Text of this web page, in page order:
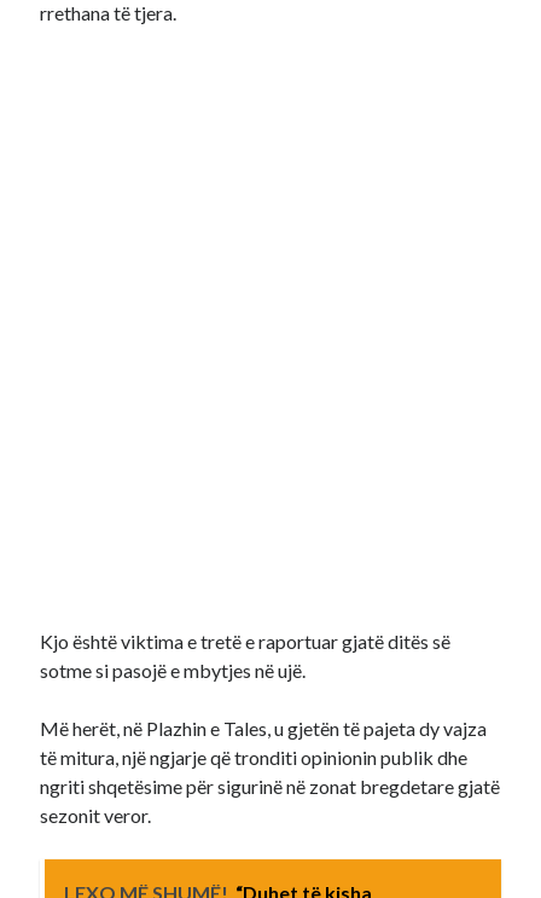
rrethana të tjera.
Kjo është viktima e tretë e raportuar gjatë ditës së
sotme si pasojë e mbytjes në ujë.
Më herët, në Plazhin e Tales, u gjetën të pajeta dy vajza
të mitura, një ngjarje që tronditi opinionin publik dhe
ngriti shqetësime për sigurinë në zonat bregdetare gjatë
sezonit veror.
LEXO MË SHUMË! “Duhet të kisha